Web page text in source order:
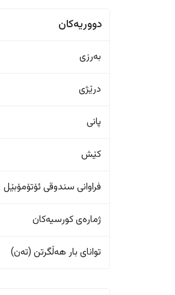
دووریەکان
بەرزی
درێژی
پانی
کێش
فراوانی سندوقی ئۆتۆمۆبێل
ژمارەی کورسیەکان
تواناى بار هەڵگرتن (تەن)